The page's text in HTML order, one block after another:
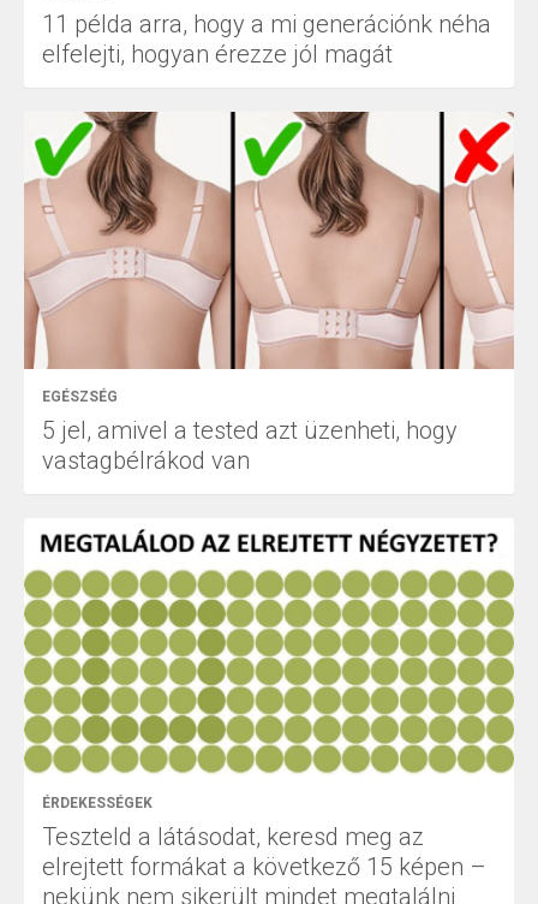
11 példa arra, hogy a mi generációnk néha
elfelejti, hogyan érezze jól magát
EGÉSZSÉG
5 jel, amivel a tested azt üzenheti, hogy
vastagbélrákod van
ÉRDEKESSÉGEK
Teszteld a látásodat, keresd meg az
elrejtett formákat a következő 15 képen –
nekünk nem sikerült mindet megtalálni